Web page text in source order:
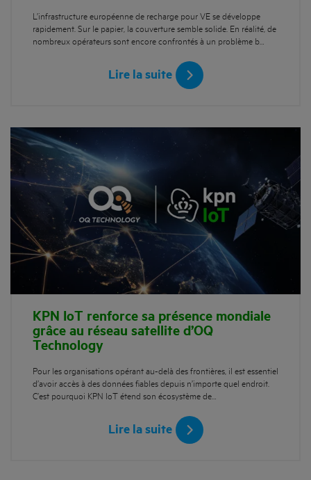
L’infrastructure européenne de recharge pour VE se développe
rapidement. Sur le papier, la couverture semble solide. En réalité, de
nombreux opérateurs sont encore confrontés à un problème b…
Lire la suite
KPN IoT renforce sa présence mondiale
grâce au réseau satellite d’OQ
Technology
Pour les organisations opérant au-delà des frontières, il est essentiel
d’avoir accès à des données fiables depuis n’importe quel endroit.
C’est pourquoi KPN IoT étend son écosystème de…
Lire la suite